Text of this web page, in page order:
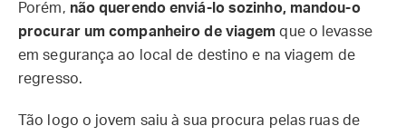
Porém, não querendo enviá-lo sozinho, mandou-o
procurar um companheiro de viagem que o levasse
em segurança ao local de destino e na viagem de
regresso.
Tão logo o jovem saiu à sua procura pelas ruas de